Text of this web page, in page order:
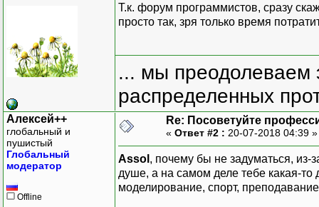
Т.к. форум программистов, сразу
просто так, зря только время
... мы преодолеваем
распределенных
Алексей++
глобальный и
пушистый
Глобальный
модератор
Offline
Re: Посоветуйте
« Ответ #2 : 20-07-2018 04:39
Assol , почему бы не задуматься, из-
душе, а на самом деле тебе какая-то
моделирование, спорт,